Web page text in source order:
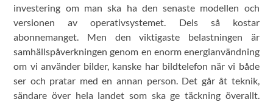
investering om man ska ha den senaste modellen och
versionen av operativsystemet. Dels så kostar
abonnemanget. Men den viktigaste belastningen är
samhällspåverkningen genom en enorm energianvändning
om vi använder bilder, kanske har bildtelefon när vi både
ser och pratar med en annan person. Det går åt teknik,
sändare över hela landet som ska ge täckning överallt.